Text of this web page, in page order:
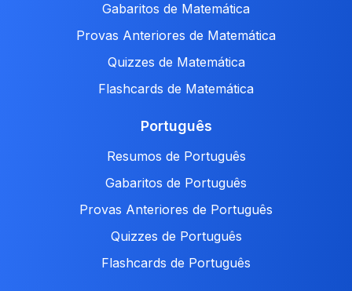
Gabaritos de Matemática
Provas Anteriores de Matemática
Quizzes de Matemática
Flashcards de Matemática
Português
Resumos de Português
Gabaritos de Português
Provas Anteriores de Português
Quizzes de Português
Flashcards de Português